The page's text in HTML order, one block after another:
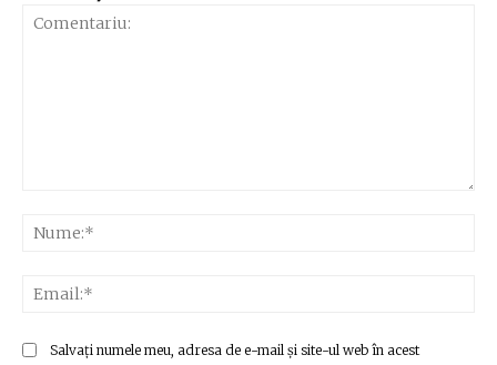
Salvați numele meu, adresa de e-mail și site-ul web în acest